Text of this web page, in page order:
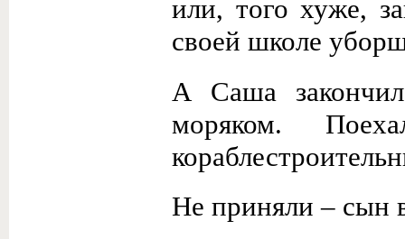
или, того хуже,
своей школе
А Саша
моряком.
Не приняли – сын